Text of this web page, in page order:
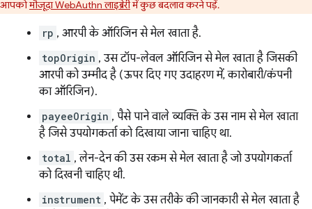
आपकोमौजूदा WebAuthn लाइब्रेरीमें कुछ बदलाव करने पड़ें.
rp , आरपी के ऑरिजिन से मेल खाता है.
topOrigin , उस टॉप-लेवल ऑरिजिन से मेल खाता है जिसकी
आरपी को उम्मीद है (ऊपर दिए गए उदाहरण में, कारोबारी/कंपनी
का ऑरिजिन).
payeeOrigin , पैसे पाने वाले व्यक्ति के उस नाम से मेल खाता
है जिसे उपयोगकर्ता को दिखाया जाना चाहिए था.
total , लेन-देन की उस रकम से मेल खाता है जो उपयोगकर्ता
को दिखनी चाहिए थी.
instrument , पेमेंट के उस तरीके की जानकारी से मेल खाता है